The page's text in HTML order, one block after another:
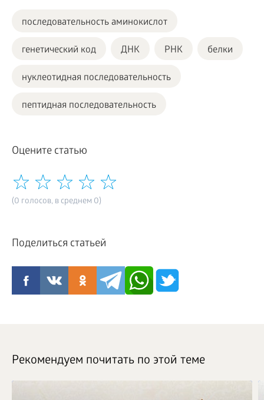
последовательность аминокислот
генетический код ДНК РНК белки
нуклеотидная последовательность
пептидная последовательность
Оцените статью
(0 голосов, в среднем 0)
Поделиться статьей
Рекомендуем почитать по этой теме